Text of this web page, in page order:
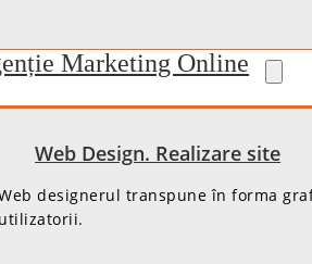
Marketing Online
Web Design. Realizare site
designerul transpune în forma
utilizatorii.